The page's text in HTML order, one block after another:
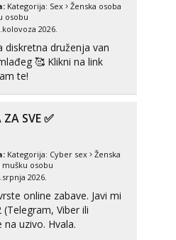
- Kod: #160
min
me kada se oslobodi
min
- Kod: #74
min
Kategorija: Sex
Ženska osoba
osobu
2026.
diskretna druženja van
na link
te!
ZA SVE ✅
Kategorija: Cyber sex
Ženska
mušku osobu
2026.
online zabave. Javi mi
Viber ili
se na uzivo. Hvala.